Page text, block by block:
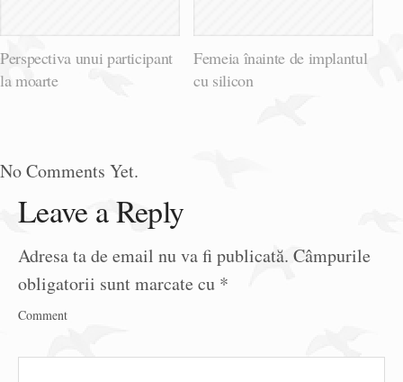
Perspectiva unui participant
la moarte
Femeia înainte de implantul
cu silicon
No Comments Yet.
Leave a Reply
Adresa ta de email nu va fi publicată. Câmpurile
obligatorii sunt marcate cu *
Comment